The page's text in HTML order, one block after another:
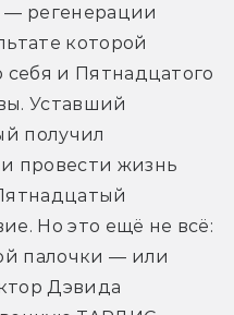
— регенерации
которой
себя и Пятнадцатого
Уставший
получил
провести жизнь
Но это ещё не всё:
палочки — или
Дэвида